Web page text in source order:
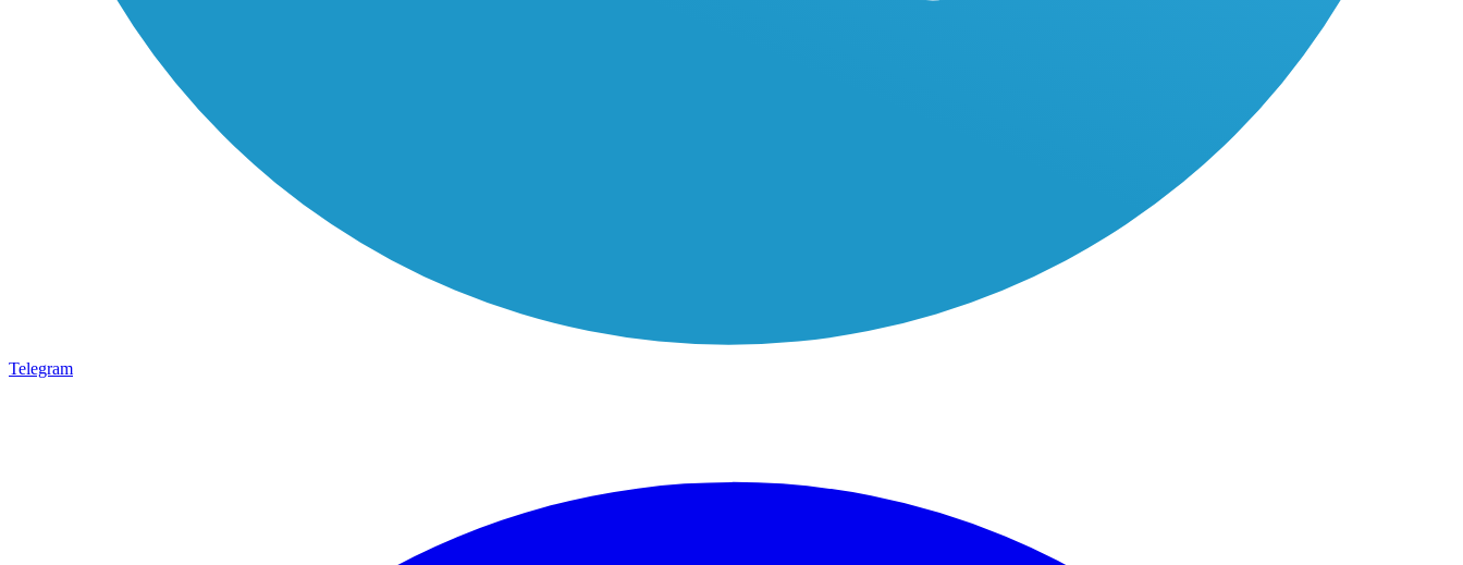
Telegram